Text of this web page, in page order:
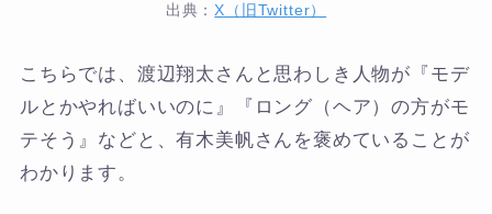
出典： X（旧Twitter）
こちらでは、渡辺翔太さんと思わしき人物が『モデ
ルとかやればいいのに』『ロング（ヘア）の方がモ
テそう』などと、有木美帆さんを褒めていることが
わかります。